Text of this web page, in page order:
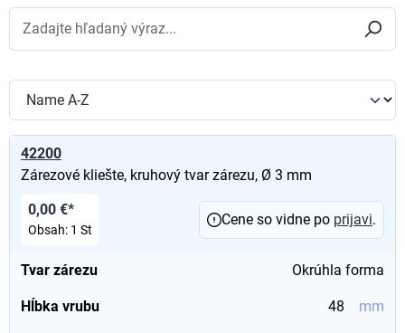
42200
Zárezové kliešte, kruhový tvar zárezu, Ø 3 mm
Tvar zárezu Okrúhla forma
Hĺbka vrubu 48 mm
0,00 €*
Obsah: 1 St
Cene so vidne po prijavi.